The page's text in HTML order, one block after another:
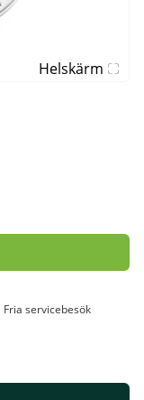
Helskärm
Fria servicebesök